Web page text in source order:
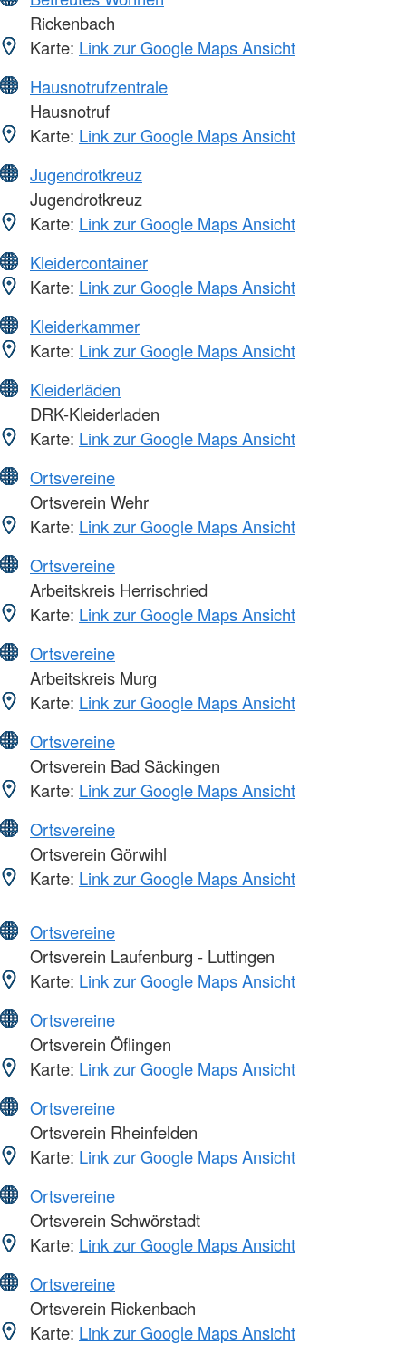
Rickenbach
Karte: Link zur Google Maps Ansicht
Hausnotrufzentrale
Hausnotruf
Karte: Link zur Google Maps Ansicht
Jugendrotkreuz
Jugendrotkreuz
Karte: Link zur Google Maps Ansicht
Kleidercontainer
Karte: Link zur Google Maps Ansicht
Kleiderkammer
Karte: Link zur Google Maps Ansicht
Kleiderläden
DRK-Kleiderladen
Karte: Link zur Google Maps Ansicht
Ortsvereine
Ortsverein Wehr
Karte: Link zur Google Maps Ansicht
Ortsvereine
Arbeitskreis Herrischried
Karte: Link zur Google Maps Ansicht
Ortsvereine
Arbeitskreis Murg
Karte: Link zur Google Maps Ansicht
Ortsvereine
Ortsverein Bad Säckingen
Karte: Link zur Google Maps Ansicht
Ortsvereine
Ortsverein Görwihl
Karte: Link zur Google Maps Ansicht
Ortsvereine
Ortsverein Laufenburg - Luttingen
Karte: Link zur Google Maps Ansicht
Ortsvereine
Ortsverein Öflingen
Karte: Link zur Google Maps Ansicht
Ortsvereine
Ortsverein Rheinfelden
Karte: Link zur Google Maps Ansicht
Ortsvereine
Ortsverein Schwörstadt
Karte: Link zur Google Maps Ansicht
Ortsvereine
Ortsverein Rickenbach
Karte: Link zur Google Maps Ansicht